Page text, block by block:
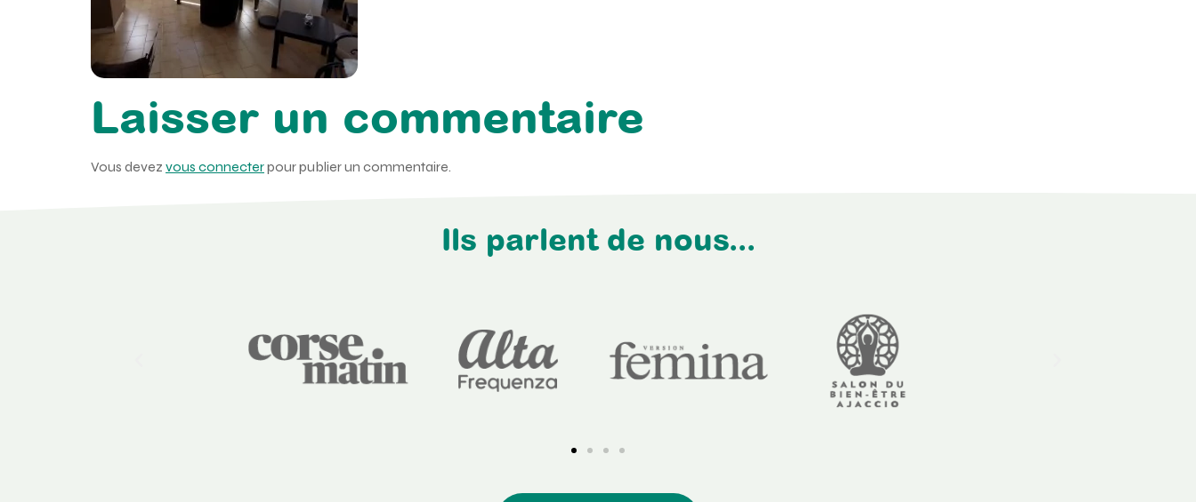
Laisser un commentaire
Vous devez vous connecterpour publier un commentaire.
Ils parlent de nous...